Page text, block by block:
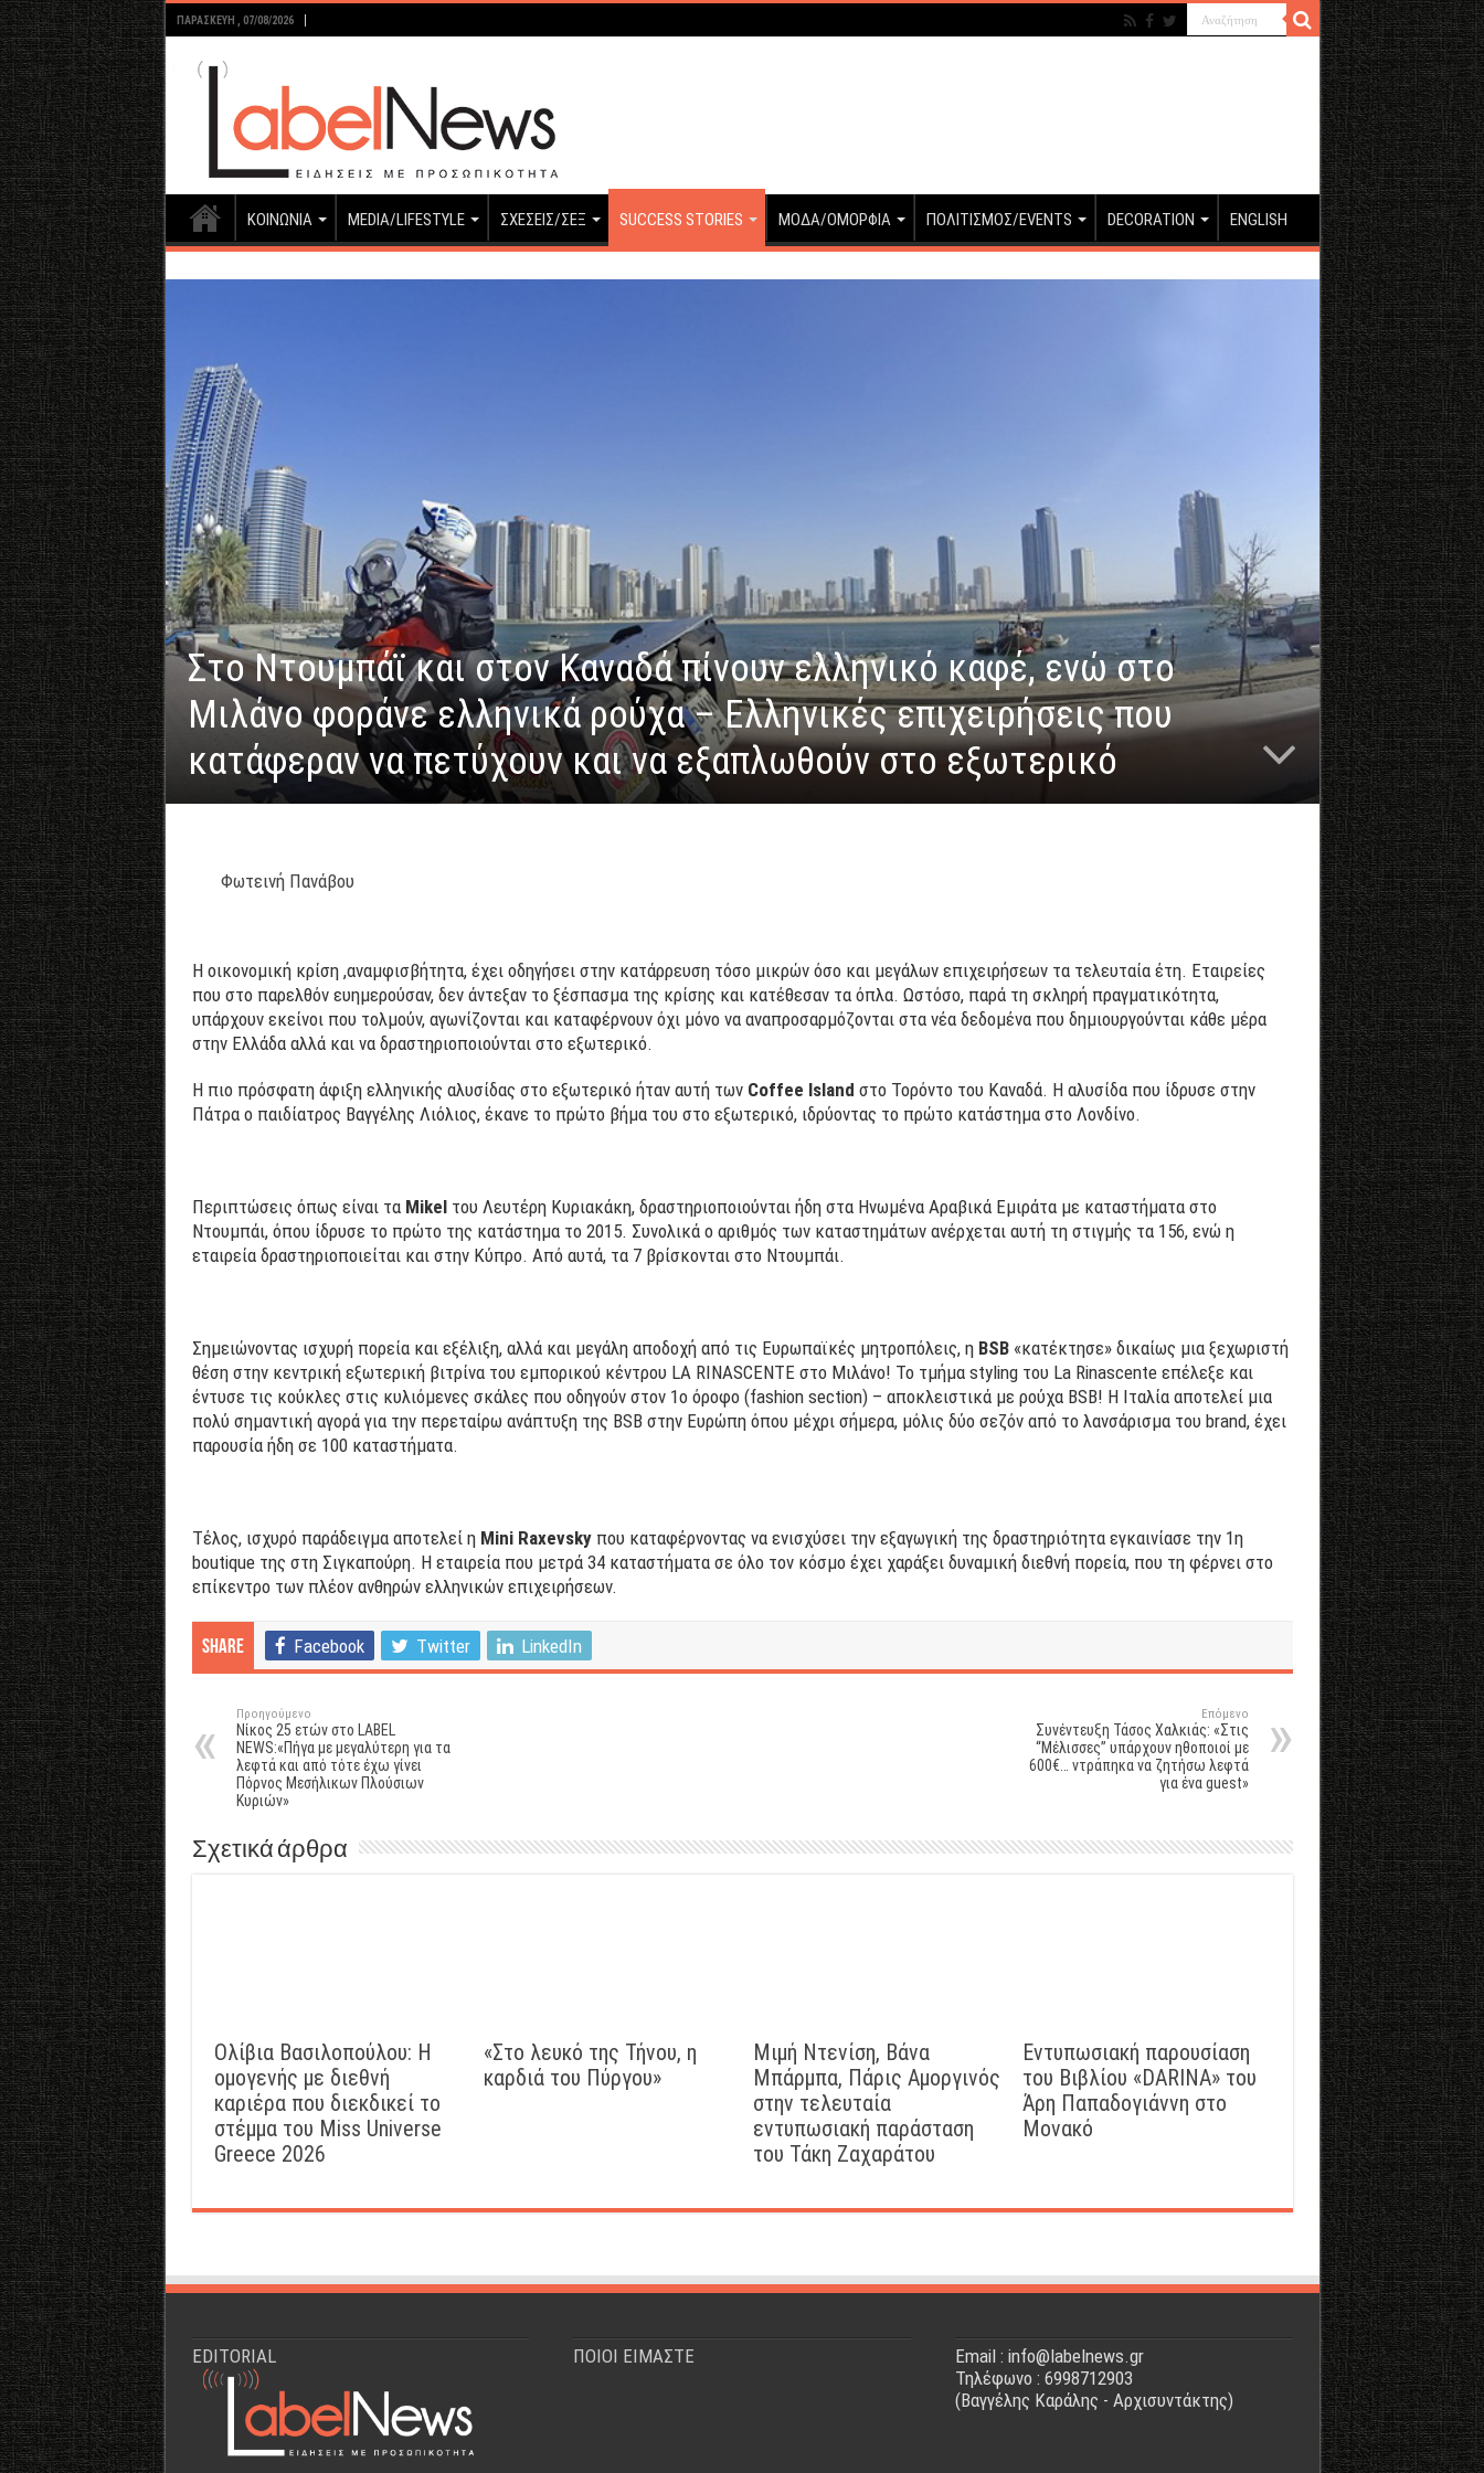
ΠΑΡΑΣΚΕΥΉ , 07/08/2026
ΚΟΙΝΩΝΙΑ MEDIA/LIFESTYLE ΣΧΕΣΕΙΣ/ΣΕΞ SUCCESS STORIES ΜΟΔΑ/ΟΜΟΡΦΙΑ ΠΟΛΙΤΙΣΜΟΣ/EVENTS DECORATION ENGLISH
Στο Ντουμπάϊ και στον Καναδά πίνουν ελληνικό καφέ, ενώ στο
Μιλάνο φοράνε ελληνικά ρούχα – Ελληνικές επιχειρήσεις που
κατάφεραν να πετύχουν και να εξαπλωθούν στο εξωτερικό
Φωτεινή Πανάβου
Η οικονομική κρίση ,αναμφισβήτητα, έχει οδηγήσει στην κατάρρευση τόσο μικρών όσο και μεγάλων επιχειρήσεων τα τελευταία έτη. Εταιρείες
που στο παρελθόν ευημερούσαν, δεν άντεξαν το ξέσπασμα της κρίσης και κατέθεσαν τα όπλα. Ωστόσο, παρά τη σκληρή πραγματικότητα,
υπάρχουν εκείνοι που τολμούν, αγωνίζονται και καταφέρνουν όχι μόνο να αναπροσαρμόζονται στα νέα δεδομένα που δημιουργούνται κάθε μέρα
στην Ελλάδα αλλά και να δραστηριοποιούνται στο εξωτερικό.
Η πιο πρόσφατη άφιξη ελληνικής αλυσίδας στο εξωτερικό ήταν αυτή των Coffee Island στο Τορόντο του Καναδά. Η αλυσίδα που ίδρυσε στην
Πάτρα ο παιδίατρος Βαγγέλης Λιόλιος, έκανε το πρώτο βήμα του στο εξωτερικό, ιδρύοντας το πρώτο κατάστημα στο Λονδίνο.
Περιπτώσεις όπως είναι τα Mikelτου Λευτέρη Κυριακάκη, δραστηριοποιούνται ήδη στα Ηνωμένα Αραβικά Εμιράτα με καταστήματα στο
Ντουμπάι, όπου ίδρυσε το πρώτο της κατάστημα το 2015. Συνολικά ο αριθμός των καταστημάτων ανέρχεται αυτή τη στιγμής τα 156, ενώ η
εταιρεία δραστηριοποιείται και στην Κύπρο. Από αυτά, τα 7 βρίσκονται στο Ντουμπάι.
Σημειώνοντας ισχυρή πορεία και εξέλιξη, αλλά και μεγάλη αποδοχή από τις Ευρωπαϊκές μητροπόλεις, η BSB «κατέκτησε» δικαίως μια ξεχωριστή
θέση στην κεντρική εξωτερική βιτρίνα του εμπορικού κέντρου LA RINASCENTE στο Μιλάνο! Το τμήμα styling του La Rinascente επέλεξε και
έντυσε τις κούκλες στις κυλιόμενες σκάλες που οδηγούν στον 1ο όροφο (fashion section) – αποκλειστικά με ρούχα BSB! Η Ιταλία αποτελεί μια
πολύ σημαντική αγορά για την περεταίρω ανάπτυξη της BSB στην Ευρώπη όπου μέχρι σήμερα, μόλις δύο σεζόν από το λανσάρισμα του brand, έχει
παρουσία ήδη σε 100 καταστήματα.
Τέλος, ισχυρό παράδειγμα αποτελεί η Mini Raxevsky που καταφέρνοντας να ενισχύσει την εξαγωγική της δραστηριότητα εγκαινίασε την 1η
boutique της στη Σιγκαπούρη. Η εταιρεία που μετρά 34 καταστήματα σε όλο τον κόσμο έχει χαράξει δυναμική διεθνή πορεία, που τη φέρνει στο
επίκεντρο των πλέον ανθηρών ελληνικών επιχειρήσεων.
Share Facebook Twitter LinkedIn
Προηγούμενο
Νίκος 25 ετών στο LABEL
NEWS:«Πήγα με μεγαλύτερη για τα
λεφτά και από τότε έχω γίνει
Πόρνος Μεσήλικων Πλούσιων
Κυριών»
Επόμενο
Συνέντευξη Τάσος Χαλκιάς: «Στις
“Μέλισσες” υπάρχουν ηθοποιοί με
600€… ντράπηκα να ζητήσω λεφτά
για ένα guest»
Σχετικά άρθρα
Ολίβια Βασιλοπούλου: Η
ομογενής με διεθνή
καριέρα που διεκδικεί το
στέμμα του Miss Universe
Greece 2026
«Στο λευκό της Τήνου, η
καρδιά του Πύργου»
Μιμή Ντενίση, Βάνα
Μπάρμπα, Πάρις Αμοργινός
στην τελευταία
εντυπωσιακή παράσταση
του Τάκη Ζαχαράτου
Εντυπωσιακή παρουσίαση
του Βιβλίου «DARINA» του
Άρη Παπαδογιάννη στο
Μονακό
EDITORIAL ΠΟΙΟΙ ΕΙΜΑΣΤΕ
Email : info@labelnews.gr
Τηλέφωνο : 6998712903
(Βαγγέλης Καράλης - Αρχισυντάκτης)